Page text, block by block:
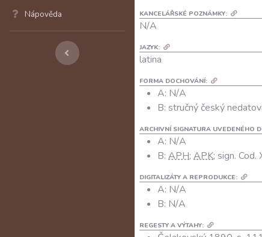
Nápověda KANCELÁŘSKÉ POZNÁMKY:
N/A
JAZYK:
latina
FORMA DOCHOVÁNÍ:
A: N/A
B: stručný český
ARCHIVNÍ SIGNATURA UVEDENÉHO
A: N/A
B: APH; APK; sign. Cod.
DIGITALIZÁTY A REPRODUKCE:
A: N/A
B: N/A
REGESTY A VÝTAHY: